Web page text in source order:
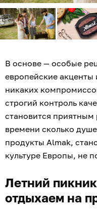
В основе — особые
европейские акценты
никаких
строгий контроль
становится
времени сколько
продукты Almak,
культуре Европы, не
Летний
отдыхаем на